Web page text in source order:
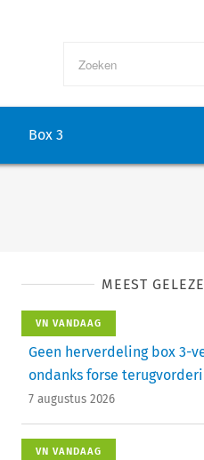
Box 3
MEEST
VN VANDAAG
Geen herverdeling box 3-
ondanks forse
7 augustus 2026
VN VANDAAG